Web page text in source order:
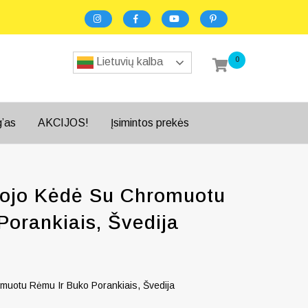
Lietuvių kalba 0
AKCIJOS! Įsimintos prekės
Kėdė Su Chromuotu
Švedija
Rėmu Ir Buko Porankiais, Švedija